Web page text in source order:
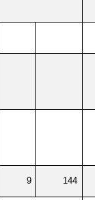
9 144